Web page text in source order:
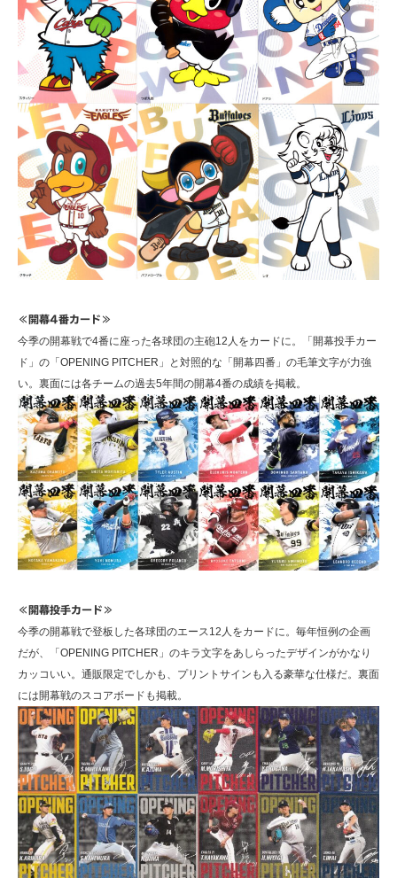
≪開幕4番カード≫
今季の開幕戦で4番に座った各球団の主砲12人をカードに。「開幕投手カー
ド」の「OPENING PITCHER」と対照的な「開幕四番」の毛筆文字が力強
い。裏面には各チームの過去5年間の開幕4番の成績を掲載。
≪開幕投手カード≫
今季の開幕戦で登板した各球団のエース12人をカードに。毎年恒例の企画
だが、「OPENING PITCHER」のキラ文字をあしらったデザインがかなり
カッコいい。通販限定でしかも、プリントサインも入る豪華な仕様だ。裏面
には開幕戦のスコアボードも掲載。